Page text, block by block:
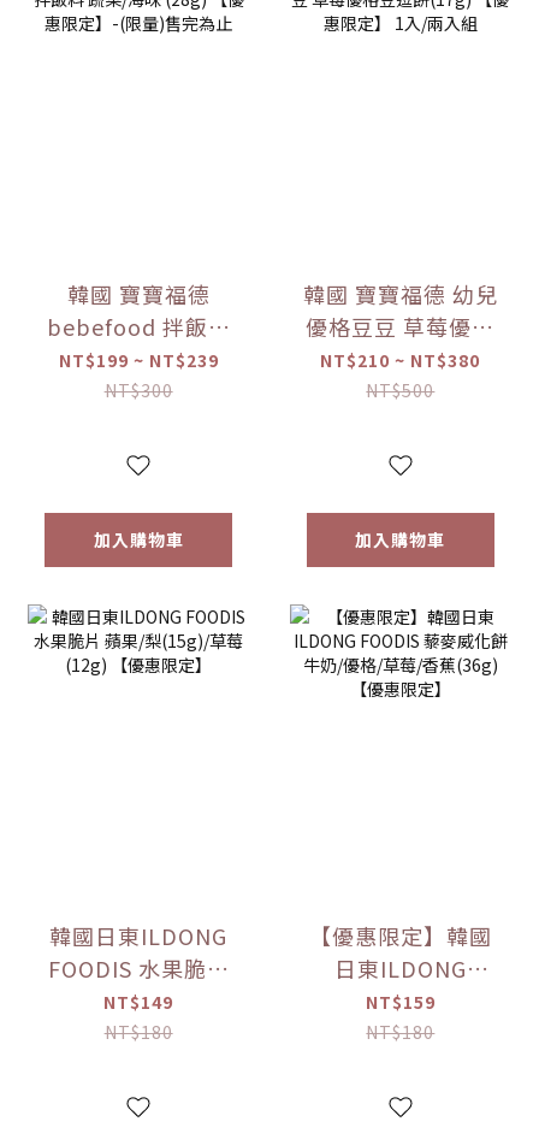
韓國 寶寶福德
bebefood 拌飯料
蔬菜/海味 (28g)
【優惠限定】-(限
NT$199 ~ NT$239
NT$300
加入購物車
韓國 寶寶福德 幼兒
優格豆豆 草莓優格
豆逗餅(17g) 【優惠
限定】 1入/兩入組
NT$210 ~ NT$380
NT$500
加入購物車
韓國日東ILDONG
FOODIS 水果脆片
蘋果/梨(15g)/草莓
(12g) 【優惠限定】
NT$149
NT$180
【優惠限定】韓國
日東ILDONG
FOODIS 藜麥威化
餅 牛奶/優格/草莓/
定】
NT$159
NT$180